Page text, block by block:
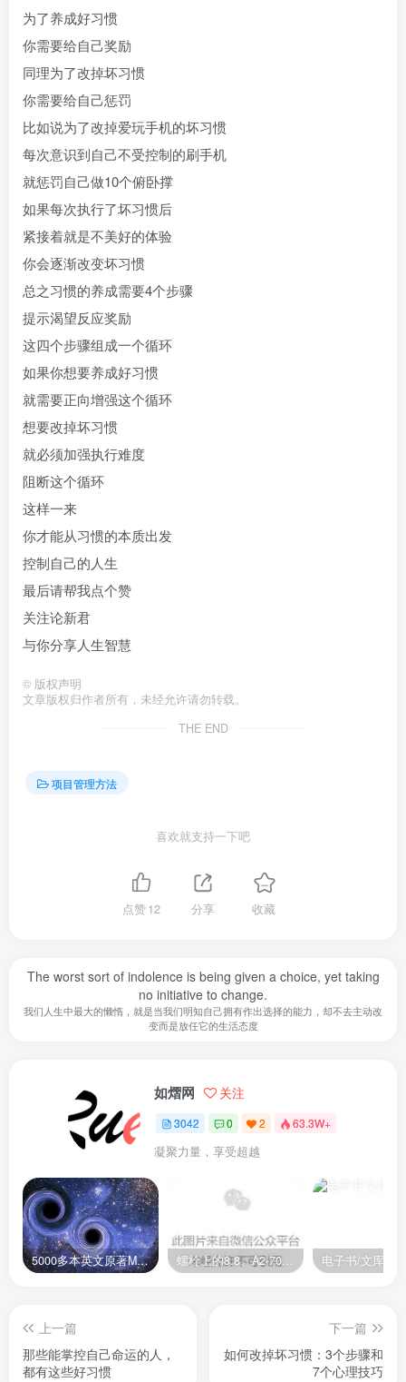
为了养成好习惯
你需要给自己奖励
同理为了改掉坏习惯
你需要给自己惩罚
比如说为了改掉爱玩手机的坏习惯
每次意识到自己不受控制的刷手机
就惩罚自己做10个俯卧撑
如果每次执行了坏习惯后
紧接着就是不美好的体验
你会逐渐改变坏习惯
总之习惯的养成需要4个步骤
提示渴望反应奖励
这四个步骤组成一个循环
如果你想要养成好习惯
就需要正向增强这个循环
想要改掉坏习惯
就必须加强执行难度
阻断这个循环
这样一来
你才能从习惯的本质出发
控制自己的人生
最后请帮我点个赞
关注论新君
与你分享人生智慧
© 版权声明
文章版权归作者所有，未经允许请勿转载。
THE END
项目管理方法
喜欢就支持一下吧
点赞12 分享 收藏
The worst sort of indolence is being given a choice, yet taking
no initiative to change.
我们人生中最大的懒惰，就是当我们明知自己拥有作出选择的能力，却不去主动改
变而是放任它的生活态度
如熠网 关注
3042 0 2 63.3W+
凝聚力量，享受超越
5000多本英文原著MOBI+AZW3格式电子书百度云网盘打包下载 螺栓上的8.8、A2-70是什么意思？ 电子书/文库
上一篇
那些能掌控自己命运的人，
都有这些好习惯
下一篇
如何改掉坏习惯：3个步骤和
7个心理技巧